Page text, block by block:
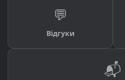
💬
Відгуки
📬